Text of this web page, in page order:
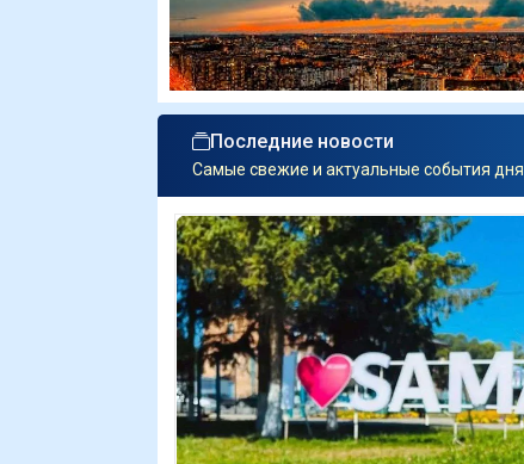
Последние новости
Самые свежие и актуальные события дня